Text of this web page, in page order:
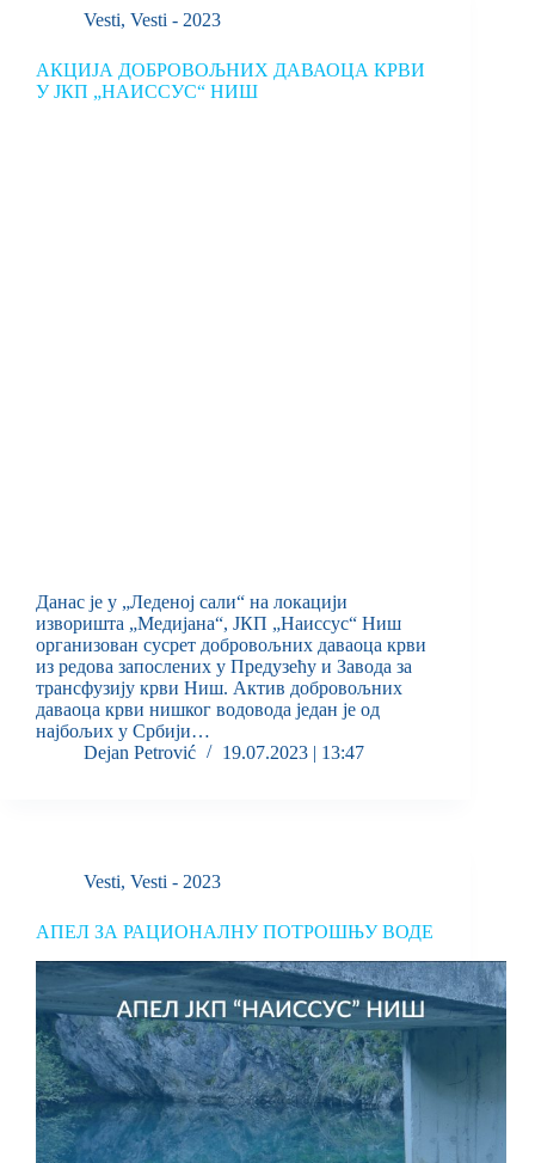
Vesti, Vesti - 2023
АКЦИЈА ДОБРОВОЉНИХ ДАВАОЦА КРВИ
У ЈКП „НАИССУС“ НИШ
Данас је у „Леденој сали“ на локацији
изворишта „Медијана“, ЈКП „Наиссус“ Ниш
организован сусрет добровољних даваоца крви
из редова запослених у Предузећу и Завода за
трансфузију крви Ниш. Актив добровољних
даваоца крви нишког водовода један је од
најбољих у Србији…
Dejan Petrović
19.07.2023 | 13:47
Vesti, Vesti - 2023
АПЕЛ ЗА РАЦИОНАЛНУ ПОТРОШЊУ ВОДЕ